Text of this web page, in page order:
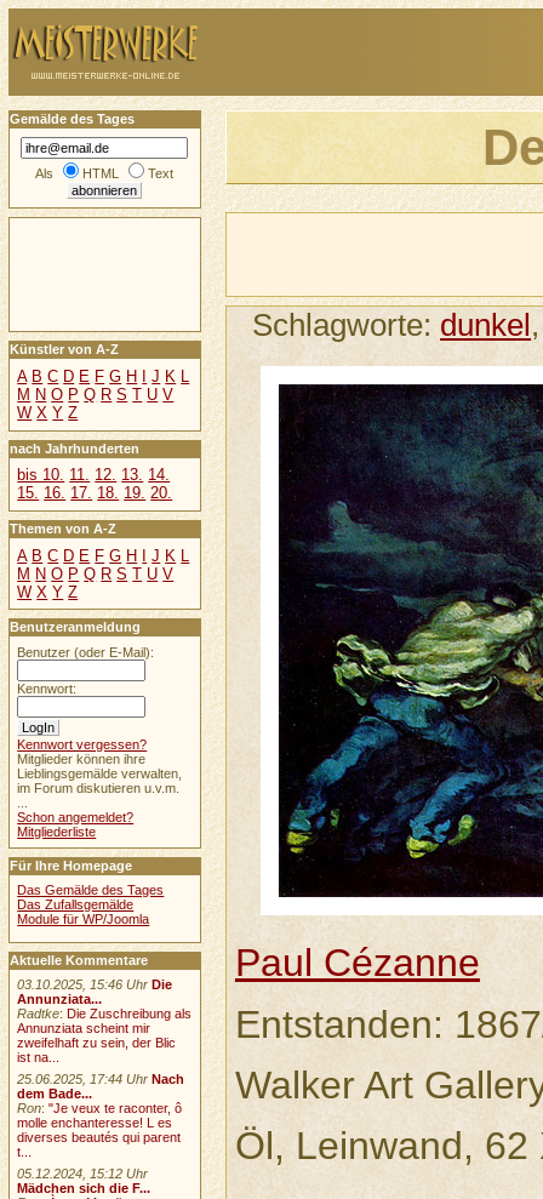
Schlagworte: dunkel
Paul Cézanne
Entstanden:
Walker Art
Öl, Leinwand, 62
Gemälde des Tages
Als HTML Text
Künstler von A-Z
A B C D E F G H J K L
M N O P Q R S T U V
W X Y Z
nach Jahrhunderten
bis 10. 11. 12. 13. 14.
15. 16. 17. 18. 19. 20.
Themen von A-Z
A B C D E F G H I J K L
M N O P Q R S T U V
W X Y Z
Benutzeranmeldung
Benutzer (oder E-Mail):
Kennwort:
Kennwort vergessen?
Mitglieder können ihre
Lieblingsgemälde verwalten,
im Forum diskutieren u.v.m.
Schon angemeldet?
Mitgliederliste
Für Ihre Homepage
Das Gemälde des Tages
Das Zufallsgemälde
Module für WP/Joomla
Aktuelle Kommentare
03.10.2025, 15:46 Uhr Die
Annunziata...
Radtke: Die Zuschreibung als
Annunziata scheint mir
zweifelhaft zu sein, der Blic
ist na...
25.06.2025, 17:44 Uhr Nach
dem Bade...
Ron:"Je veux te raconter, ô
molle enchanteresse! L es
diverses beautés qui parent
t...
05.12.2024, 15:12 Uhr
Mädchen sich die F...